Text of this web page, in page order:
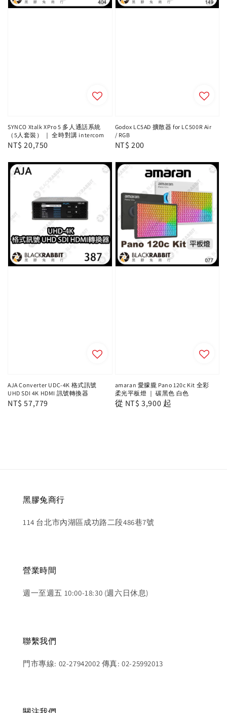
SYNCO Xtalk XPro 5 多人通話系統
（5人套裝） ｜ 全時對講 intercom
Regular
NT$ 20,750
Godox LC5AD 擴散器 for LC500R Air
/ RGB
Regular
NT$ 200
AJA Converter UDC-4K 格式訊號
UHD SDI 4K HDMI 訊號轉換器
Regular
NT$ 57,779
amaran 愛朦朧 Pano 120c Kit 全彩
柔光平板燈 ｜ 碳黑色 白色
Regular
從 NT$ 3,900 起
黑膠兔商行
114 台北市內湖區成功路二段486巷7號
營業時間
週一至週五 10:00-18:30 (週六日休息)
聯繫我們
門市專線: 02-27942002 傳真: 02-25992013